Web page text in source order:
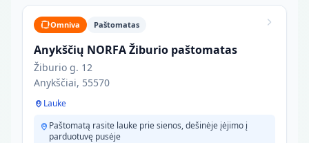
Omniva Paštomatas
Anykščių NORFA Žiburio paštomatas
Žiburio g. 12
Anykščiai, 55570
Lauke
Paštomatą rasite lauke prie sienos, dešinėje įėjimo į
parduotuvę pusėje